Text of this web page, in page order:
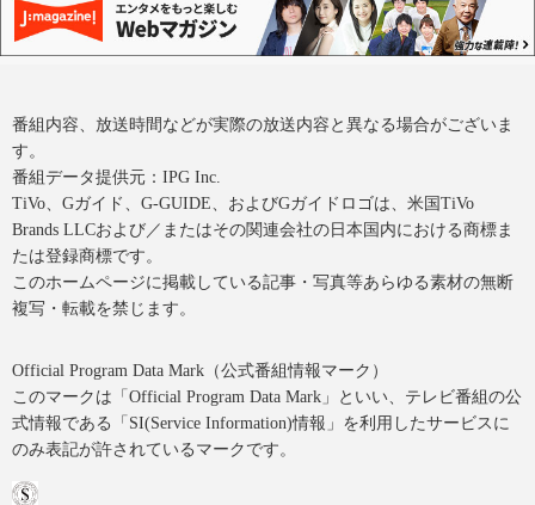
番組内容、放送時間などが実際の放送内容と異なる場合がございま
す。
番組データ提供元：IPG Inc.
TiVo、Gガイド、G-GUIDE、およびGガイドロゴは、米国TiVo
Brands LLCおよび／またはその関連会社の日本国内における商標ま
たは登録商標です。
このホームページに掲載している記事・写真等あらゆる素材の無断
複写・転載を禁じます。
Official Program Data Mark（公式番組情報マーク）
このマークは「Official Program Data Mark」といい、テレビ番組の公
式情報である「SI(Service Information)情報」を利用したサービスに
のみ表記が許されているマークです。